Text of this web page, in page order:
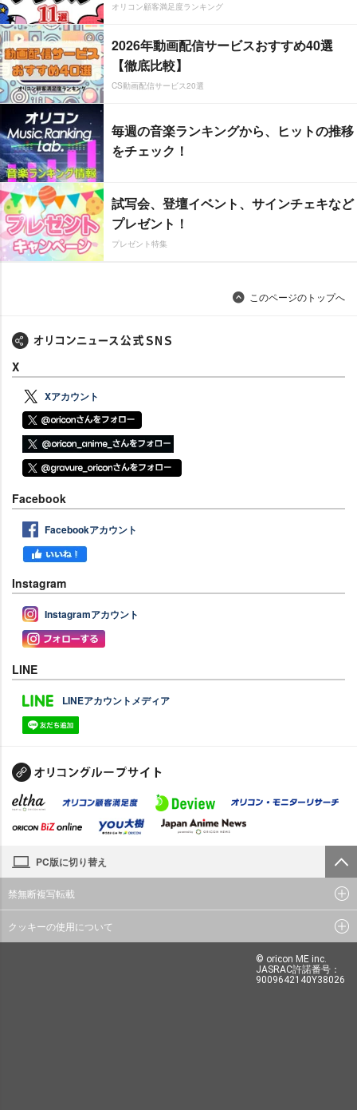
オリコン顧客満足度ランキング
2026年動画配信サービスおすすめ40選
【徹底比較】
CS動画配信サービス20選
毎週の音楽ランキングから、ヒットの推移
をチェック！
試写会、登壇イベント、サインチェキなど
プレゼント！
プレゼント特集
このページのトップへ
X
Xアカウント
Facebook
Facebookアカウント
Instagram
Instagramアカウント
LINE
LINEアカウントメディア
PC版に切り替え
禁無断複写転載
クッキーの使用について
© oricon ME inc.
JASRAC許諾番号：
9009642140Y38026